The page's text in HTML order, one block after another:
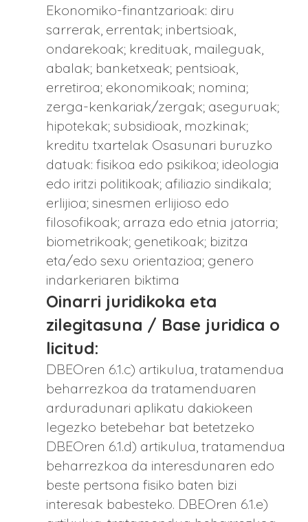
Ekonomiko-finantzarioak: diru
sarrerak, errentak; inbertsioak,
ondarekoak; kredituak, maileguak,
abalak; banketxeak; pentsioak,
erretiroa; ekonomikoak; nomina;
zerga-kenkariak/zergak; aseguruak;
hipotekak; subsidioak, mozkinak;
kreditu txartelak Osasunari buruzko
datuak: fisikoa edo psikikoa; ideologia
edo iritzi politikoak; afiliazio sindikala;
erlijioa; sinesmen erlijioso edo
filosofikoak; arraza edo etnia jatorria;
biometrikoak; genetikoak; bizitza
eta/edo sexu orientazioa; genero
indarkeriaren biktima
Oinarri juridikoka eta
zilegitasuna / Base juridica o
licitud:
DBEOren 6.1.c) artikulua, tratamendua
beharrezkoa da tratamenduaren
arduradunari aplikatu dakiokeen
legezko betebehar bat betetzeko
DBEOren 6.1.d) artikulua, tratamendua
beharrezkoa da interesdunaren edo
beste pertsona fisiko baten bizi
interesak babesteko. DBEOren 6.1.e)